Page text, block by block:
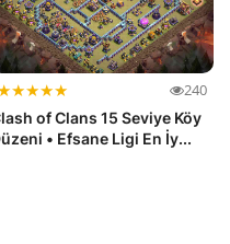
★★★★ 240
of Clans 15 Seviye Köy
• Efsane Ligi En İy...